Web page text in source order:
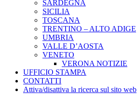
SARDEGNA
SICILIA
TOSCANA
TRENTINO – ALTO ADIGE
UMBRIA
VALLE D’AOSTA
VENETO
VERONA NOTIZIE
UFFICIO STAMPA
CONTATTI
Attiva/disattiva la ricerca sul sito web